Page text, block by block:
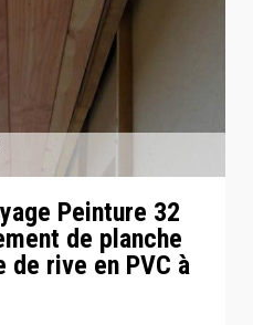
Peinture 32
de planche
de rive en PVC à